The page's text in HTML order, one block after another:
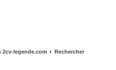
2cv-legende.com Rechercher